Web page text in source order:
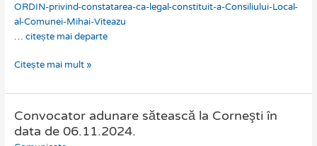
ORDIN-privind-constatarea-ca-legal-constituit-a-Consiliului-Local-
al-Comunei-Mihai-Viteazu
… citește mai departe
legal
constituit
a
Local
Mihai
Viteazu
Citește mai mult »
Convocator adunare sătească la Corneşti în
data de 06.11.2024.
Convocator
adunare
sătească